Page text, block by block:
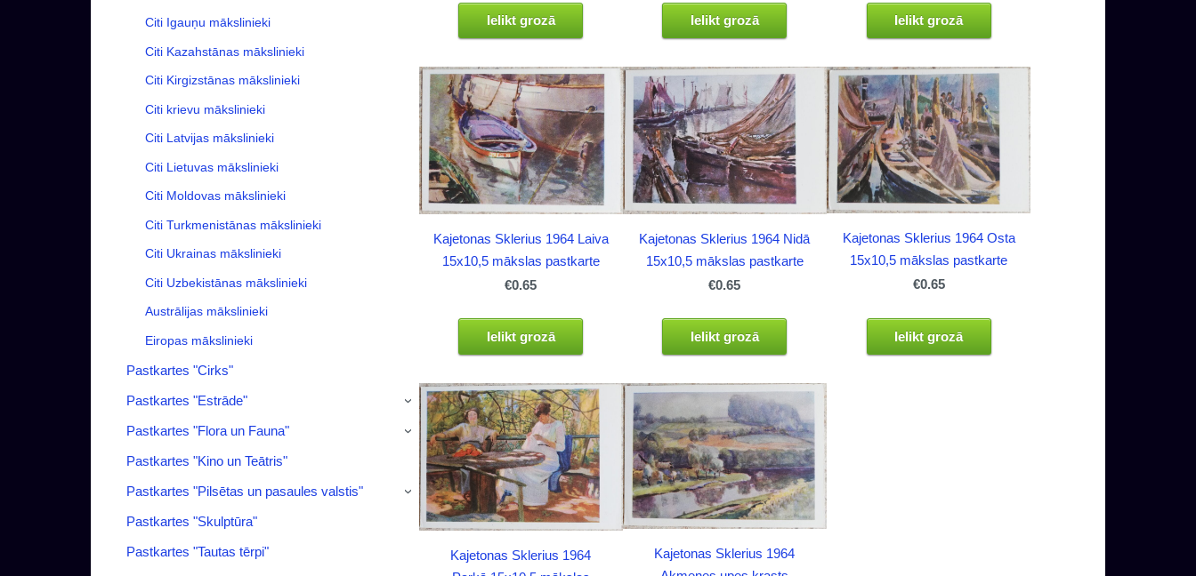
Citi Igauņu mākslinieki
Citi Kazahstānas mākslinieki
Citi Kirgizstānas mākslinieki
Citi krievu mākslinieki
Citi Latvijas mākslinieki
Citi Lietuvas mākslinieki
Citi Moldovas mākslinieki
Citi Turkmenistānas mākslinieki
Citi Ukrainas mākslinieki
Citi Uzbekistānas mākslinieki
Austrālijas mākslinieki
Eiropas mākslinieki
Pastkartes "Cirks"
Pastkartes "Estrāde"
›
Pastkartes "Flora un Fauna" ›
Pastkartes "Kino un Teātris"
Pastkartes "Pilsētas un pasaules valstis"
›
Pastkartes "Skulptūra"
Pastkartes "Tautas tērpi"
Ielikt grozā Ielikt grozā Ielikt grozā
Kajetonas Sklerius 1964 Laiva
15x10,5 mākslas pastkarte
€0.65
Ielikt grozā
Kajetonas Sklerius 1964 Nidā
15x10,5 mākslas pastkarte
€0.65
Ielikt grozā
Kajetonas Sklerius 1964 Osta
15x10,5 mākslas pastkarte
€0.65
Ielikt grozā
Kajetonas Sklerius 1964
Kajetonas Sklerius 1964